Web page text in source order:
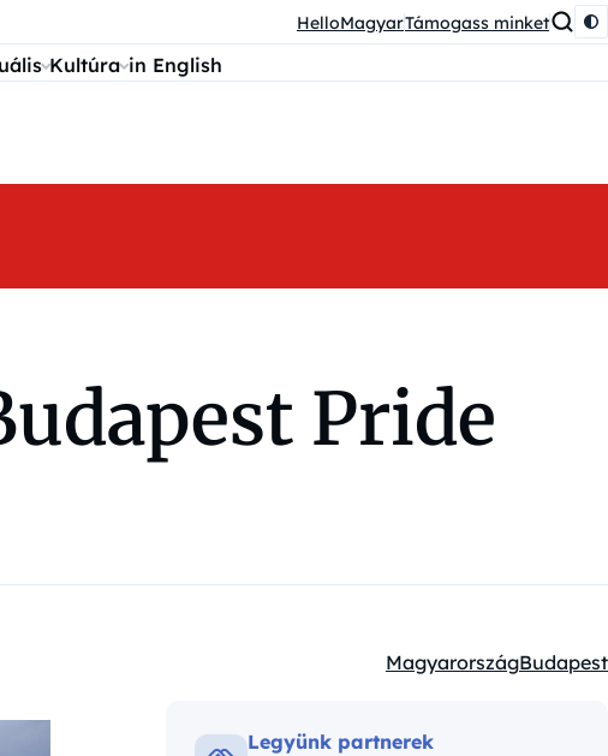
HelloMagyarTámogass minket
Kultúra in English
Pride
Kategóriák:
MagyarországBudapest
Legyünk partnerek